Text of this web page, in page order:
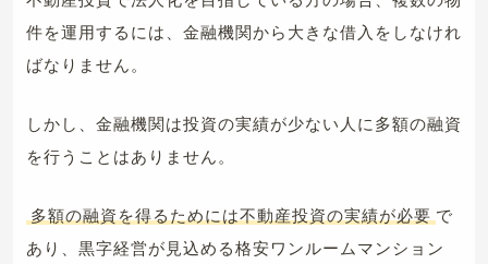
件を運用するには、金融機関から大きな借入をしなけれ
ばなりません。
しかし、金融機関は投資の実績が少ない人に多額の融資
を行うことはありません。
多額の融資を得るためには不動産投資の実績が必要 で
あり、黒字経営が見込める格安ワンルームマンション